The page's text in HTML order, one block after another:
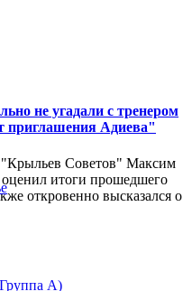
не угадали с тренером
приглашения Адиева"
"Крыльев Советов" Максим
итоги прошедшего
откровенно высказался о
А)